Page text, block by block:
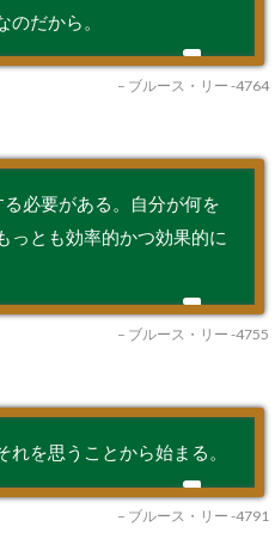
だから。
– ブルース・リー -4764
必要がある。自分が何を
っとも効率的かつ効果的に
– ブルース・リー -4755
を思うことから始まる。
– ブルース・リー -4791